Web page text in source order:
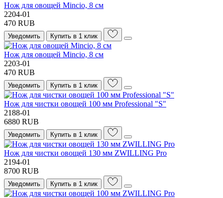
Нож для овощей Mincio, 8 см
2204-01
470 RUB
Уведомить Купить в 1 клик
Нож для овощей Mincio, 8 см
2203-01
470 RUB
Уведомить Купить в 1 клик
Нож для чистки овощей 100 мм Professional "S"
2188-01
6880 RUB
Уведомить Купить в 1 клик
Нож для чистки овощей 130 мм ZWILLING Pro
2194-01
8700 RUB
Уведомить Купить в 1 клик